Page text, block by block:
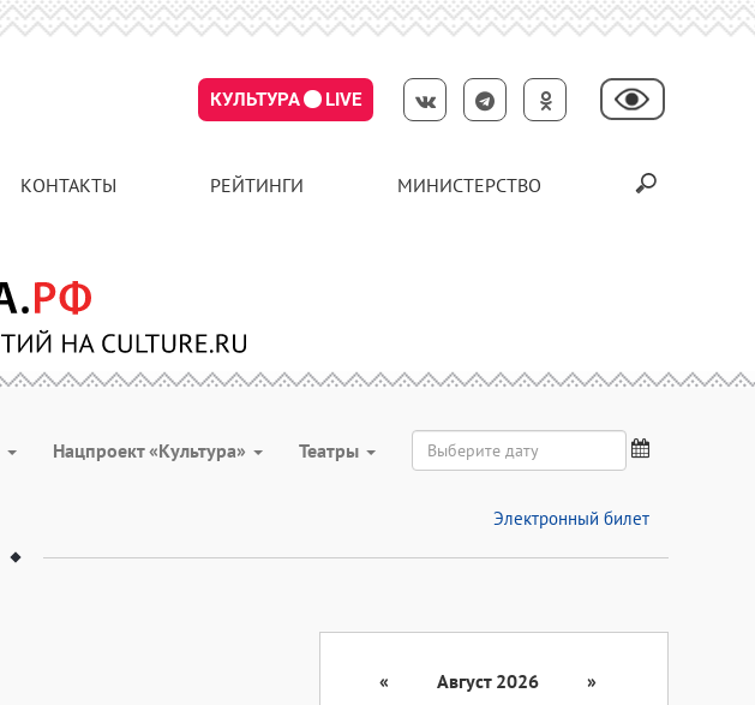
КУЛЬТУРА LIVE
КОНТАКТЫ РЕЙТИНГИ МИНИСТЕРСТВО
Нацпроект «Культура» Театры
Электронный билет
« Август 2026
»